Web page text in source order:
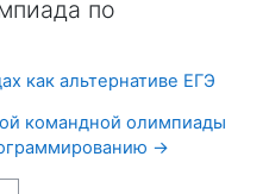
по
как альтернативе ЕГЭ
командной олимпиады
→